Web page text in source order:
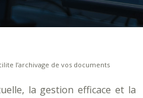
l’archivage de vos documents
la gestion efficace et la